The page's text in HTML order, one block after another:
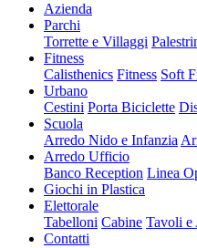
Azienda
Parchi
Torrette e Villaggi
Fitness
Calisthenics Fitness Soft
Urbano
Cestini Porta Biciclette
Scuola
Arredo Nido e Infanzia
Arredo Ufficio
Banco Reception Linea
Giochi in Plastica
Elettorale
Tabelloni Cabine Tavoli e
Contatti